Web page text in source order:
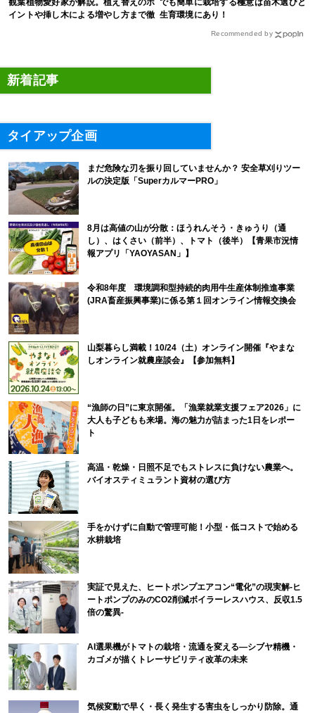
観葉植物愛好家が解説。植え替えのポ
イントや挿し木による増やし方まで徹
でも簡単に栽培する極意は苗木選びと
生育環境にあり！
Recommended by
新着記事
タイアップ企画
まだ危険な刃を振り回していませんか？ 安全草刈りツー
ルの決定版「SuperカルマーPRO」
8月は高値の山が分散：ほうれんそう・きゅうり（通
し）、はくさい（前半）、トマト（後半）【青果市況情
報アプリ「YAOYASAN」】
令和8年度 環境調和型持続的肉用牛生産体制推進事業
(JRA畜産振興事業)に係る第１回オンライン情報交換会
山梨暮らし満載！10/24（土）オンライン開催『やまな
しオンライン就農座談会』【参加無料】
“漁師の日”に東京開催。「漁業就業支援フェア2026」に
大人も子どもも来場。海の魅力が詰まった1日をレポー
ト
高温・乾燥・日照不足でもストレスに負けない農業へ。
バイオスティミュラント資材の選び方
手をかけずに自動で管理可能！小型・低コストで始める
水耕栽培
実証で見えた、ヒートポンプエアコン“電化”の現実解-ヒ
ートポンプのみのCO2削減ボイラーレスハウス、反収1.5
倍の驚異-
AI選果機がトマトの栽培・流通を変える―シブヤ精機・
カゴメが描くトレーサビリティ改革の未来
気候変動で早く・長く発生する害虫をしっかり防除。通